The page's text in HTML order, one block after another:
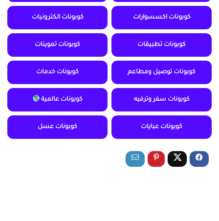
كوبونات اكسسوارات كوبونات الكترونيات
كوبونات تطبيقات كوبونات تموينات
كوبونات توصيل ومطاعم كوبونات خدمات
كوبونات سفر وترفيه كوبونات عالمية
كوبونات عبايات كوبونات عسل